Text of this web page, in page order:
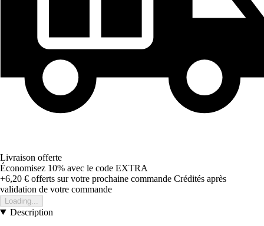
Livraison offerte
Économisez 10% avec le code EXTRA
+6,20 € offerts sur votre prochaine commande Crédités après
validation de votre commande
Loading...
Description